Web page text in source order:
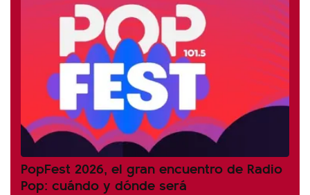
PopFest 2026, el gran encuentro de Radio
Pop: cuándo y dónde será